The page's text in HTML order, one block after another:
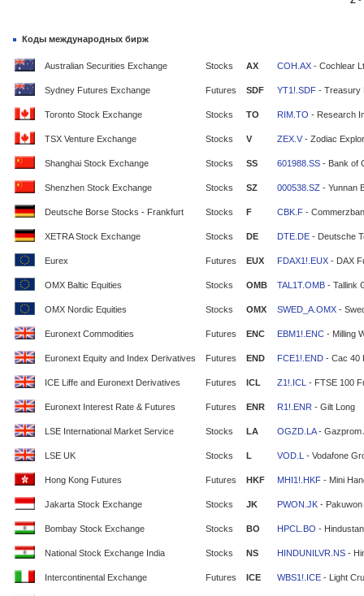
Коды международных бирж
Australian Securities Exchange Stocks AX COH.AX - Cochlear
Sydney Futures Exchange Futures SDF YT1!.SDF - Treasury
Toronto Stock Exchange Stocks TO RIM.TO - Research
TSX Venture Exchange Stocks V ZEX.V - Zodiac
Shanghai Stock Exchange Stocks SS 601988.SS - Bank of
Shenzhen Stock Exchange Stocks SZ 000538.SZ - Yunnan
Deutsche Borse Stocks - Frankfurt Stocks F CBK.F -
XETRA Stock Exchange Stocks DE DTE.DE - Deutsche
Eurex Futures EUX FDAX1!.EUX - DAX
OMX Baltic Equities Stocks OMB TAL1T.OMB - Tallink
OMX Nordic Equities Stocks OMX SWED_A.OMX -
Euronext Commodities Futures ENC EBM1!.ENC - Milling
Euronext Equity and Index Derivatives Futures END FCE1!.END - Cac 40
ICE Liffe and Euronext Derivatives Futures ICL Z1!.ICL - FTSE 100
Euronext Interest Rate & Futures Futures ENR R1!.ENR - Gilt Long
LSE International Market Service Stocks LA OGZD.LA- Gazprom
LSE UK Stocks L VOD.L - Vodafone
Hong Kong Futures Futures HKF MHI1!.HKF - Mini
Jakarta Stock Exchange Stocks JK PWON.JK -
Bombay Stock Exchange Stocks BO HPCL.BO -
National Stock Exchange India Stocks NS HINDUNILVR.NS -
Intercontinental Exchange Futures ICE WBS1!.ICE - Light